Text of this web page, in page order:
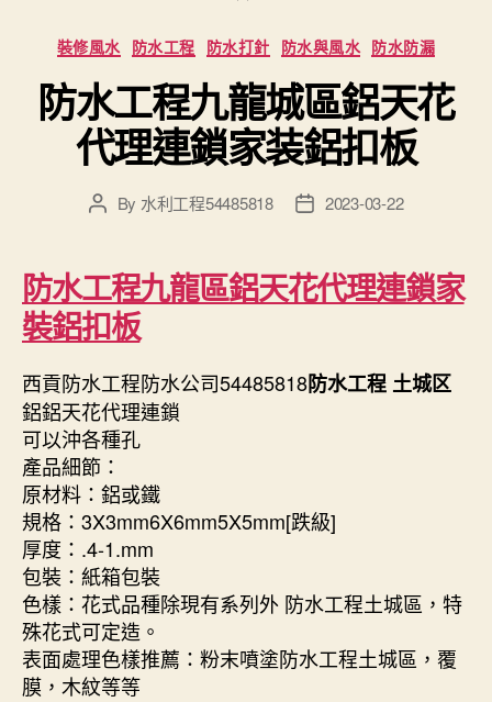
Categories
裝修風水 防水工程 防水打針 防水與風水 防水防漏
防水工程九龍城區鋁天花
代理連鎖家装鋁扣板
PostBy 水利工程54485818
Post2023-03-22
防水工程九龍區鋁天花代理連鎖家
裝鋁扣板
西貢防水工程防水公司54485818防水工程 土城区
鋁鋁天花代理連鎖
可以沖各種孔
產品細節：
原材料：鋁或鐵
規格：3X3mm6X6mm5X5mm[跌級]
厚度：.4-1.mm
包裝：紙箱包裝
色樣：花式品種除現有系列外 防水工程土城區，特
殊花式可定造。
表面處理色樣推薦：粉末噴塗防水工程土城區，覆
膜，木紋等等